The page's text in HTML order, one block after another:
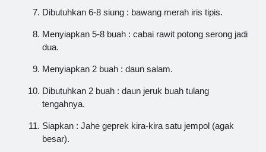
Dibutuhkan 6-8 siung : bawang merah iris tipis.
Menyiapkan 5-8 buah : cabai rawit potong serong jadi
dua.
Menyiapkan 2 buah : daun salam.
Dibutuhkan 2 buah : daun jeruk buah tulang
tengahnya.
Siapkan : Jahe geprek kira-kira satu jempol (agak
besar).